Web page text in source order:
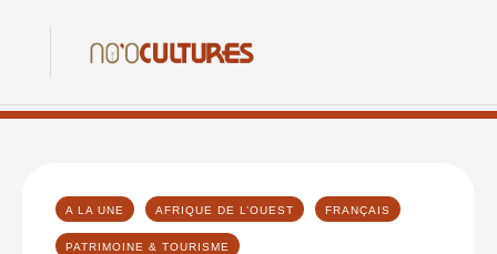
A LA UNE AFRIQUE DE L’OUEST FRANÇAIS
PATRIMOINE & TOURISME